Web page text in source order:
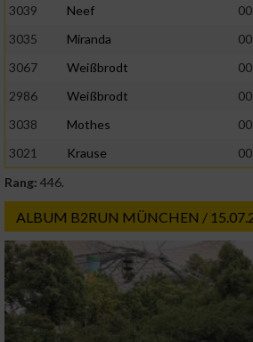
3039
Neef
3035
Miranda
3067
Weißbrodt
2986
Weißbrodt
3038
Mothes
3021
Krause
Rang: 446.
ALBUM B2RUN MÜNCHEN /